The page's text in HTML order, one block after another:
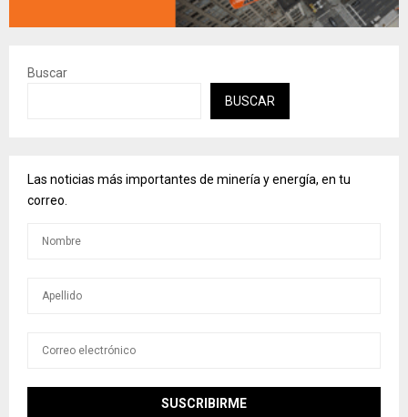
Buscar
BUSCAR
Las noticias más importantes de minería y energía, en tu
correo.